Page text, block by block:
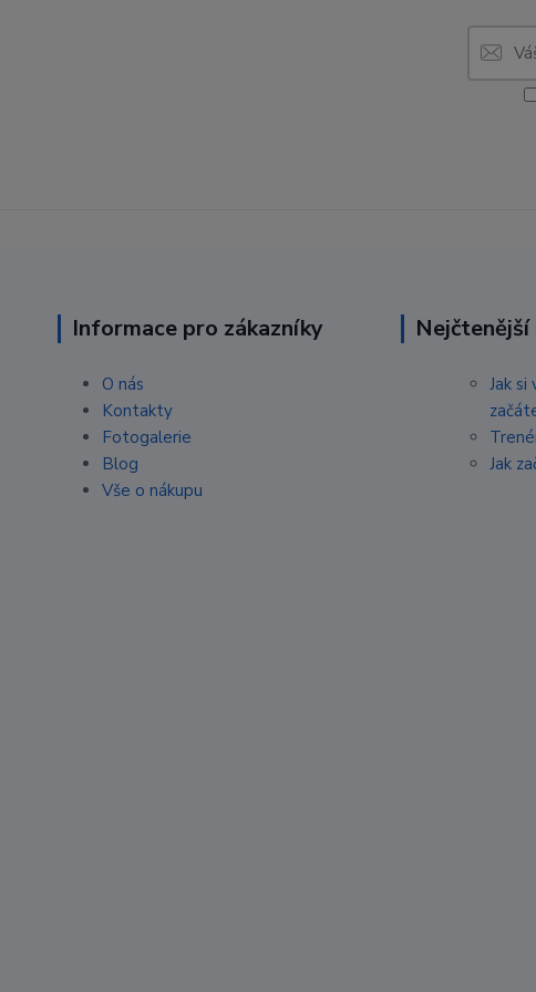
Informace pro zákazníky
O nás
Kontakty
Fotogalerie
Blog
Vše o nákupu
Jak
Jak